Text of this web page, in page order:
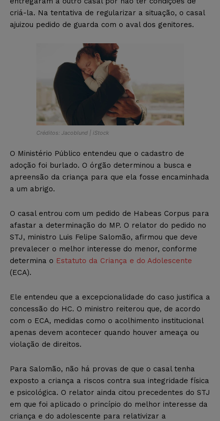
criá-la. Na tentativa de regularizar a situação, o casal
ajuizou pedido de guarda com o aval dos genitores.
Créditos: Jacoblund | iStock
O Ministério Público entendeu que o cadastro de
adoção foi burlado. O órgão determinou a busca e
apreensão da criança para que ela fosse encaminhada
a um abrigo.
O casal entrou com um pedido de Habeas Corpus para
afastar a determinação do MP. O relator do pedido no
STJ, ministro Luis Felipe Salomão, afirmou que deve
prevalecer o melhor interesse do menor, conforme
determina o Estatuto da Criança e do Adolescente
(ECA).
Ele entendeu que a excepcionalidade do caso justifica a
concessão do HC. O ministro reiterou que, de acordo
com o ECA, medidas como o acolhimento institucional
apenas devem acontecer quando houver ameaça ou
violação de direitos.
Para Salomão, não há provas de que o casal tenha
exposto a criança a riscos contra sua integridade física
e psicológica. O relator ainda citou precedentes do STJ
em que foi aplicado o princípio do melhor interesse da
criança e do adolescente para relativizar a